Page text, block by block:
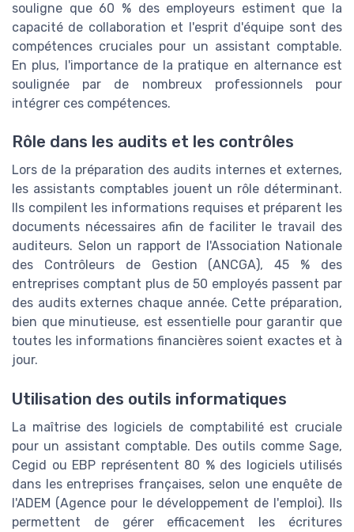
souligne que 60 % des employeurs estiment que la
capacité de collaboration et l'esprit d'équipe sont des
compétences cruciales pour un assistant comptable.
En plus, l'importance de la pratique en alternance est
soulignée par de nombreux professionnels pour
intégrer ces compétences.
Rôle dans les audits et les contrôles
Lors de la préparation des audits internes et externes,
les assistants comptables jouent un rôle déterminant.
Ils compilent les informations requises et préparent les
documents nécessaires afin de faciliter le travail des
auditeurs. Selon un rapport de l'Association Nationale
des Contrôleurs de Gestion (ANCGA), 45 % des
entreprises comptant plus de 50 employés passent par
des audits externes chaque année. Cette préparation,
bien que minutieuse, est essentielle pour garantir que
toutes les informations financières soient exactes et à
jour.
Utilisation des outils informatiques
La maîtrise des logiciels de comptabilité est cruciale
pour un assistant comptable. Des outils comme Sage,
Cegid ou EBP représentent 80 % des logiciels utilisés
dans les entreprises françaises, selon une enquête de
l'ADEM (Agence pour le développement de l'emploi). Ils
permettent de gérer efficacement les écritures